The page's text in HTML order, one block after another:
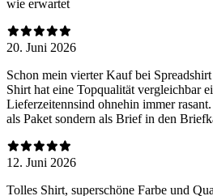
wie erwartet
20. Juni 2026
Schon mein vierter Kauf bei
Shirt hat eine Topqualität vergleichbar
Lieferzeitennsind ohnehin immer
als Paket sondern als Brief in den
12. Juni 2026
Tolles Shirt, superschöne Farbe und